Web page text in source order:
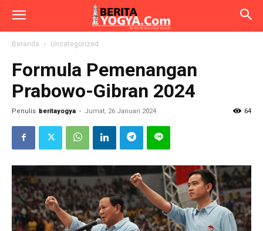
Beranda Uncategorized
Formula Pemenangan
Prabowo-Gibran 2024
Penulis beritayogya - Jumat, 26 Januari 2024 64